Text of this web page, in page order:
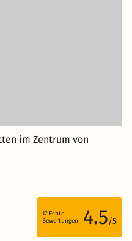
im Zentrum von
17 Echte
Bewertungen
4.5/5